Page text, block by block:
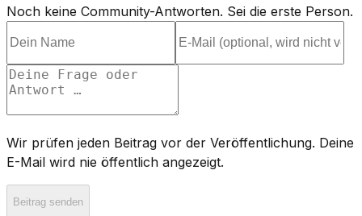
Noch keine Community-Antworten. Sei die erste Person.
Wir prüfen jeden Beitrag vor der Veröffentlichung. Deine
E-Mail wird nie öffentlich angezeigt.
Beitrag senden